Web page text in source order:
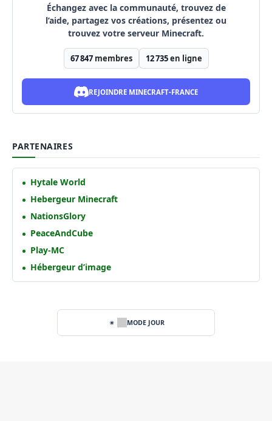
Échangez avec la communauté, trouvez de
l’aide, partagez vos créations, présentez ou
trouvez votre serveur Minecraft.
67 847membres 12 735en ligne
REJOINDRE MINECRAFT-FRANCE
PARTENAIRES
Hytale World
Hebergeur Minecraft
NationsGlory
PeaceAndCube
Play-MC
Hébergeur d’image
MODE JOUR